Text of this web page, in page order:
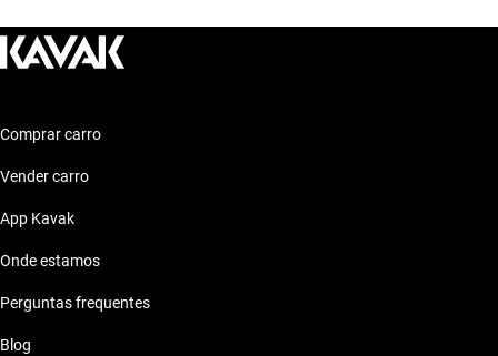
Comprar carro
Vender carro
App Kavak
Onde estamos
Perguntas frequentes
Blog